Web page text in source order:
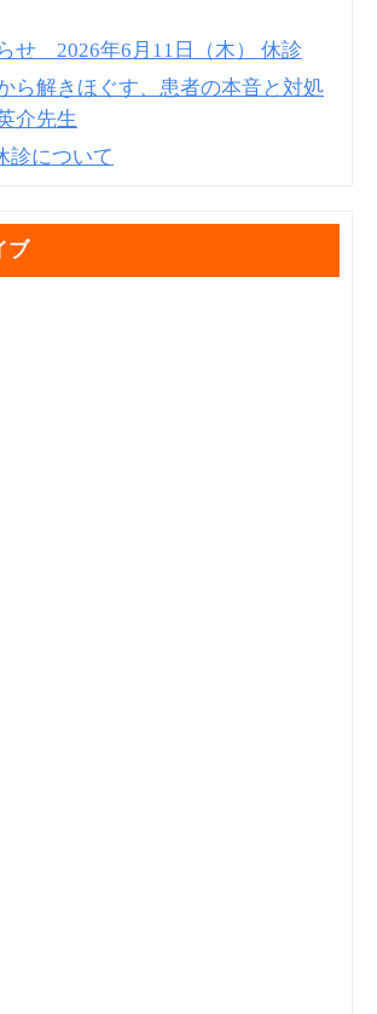
せ 2026年6月11日（木） 休診
ら解きほぐす、患者の本音と対処
介先生
診について
ブ